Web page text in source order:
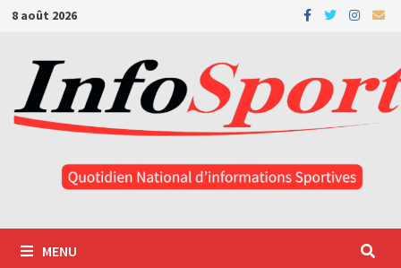
Passer
contenu
8 août 2026
MENU